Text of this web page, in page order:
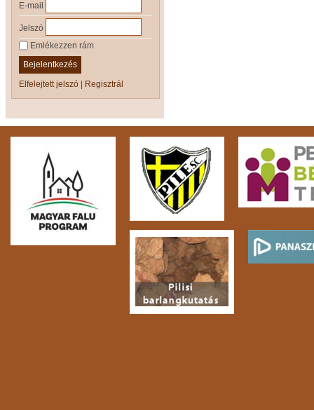
E-mail
Jelszó
Emlékezzen rám
Bejelentkezés
Elfelejtett jelszó | Regisztrál